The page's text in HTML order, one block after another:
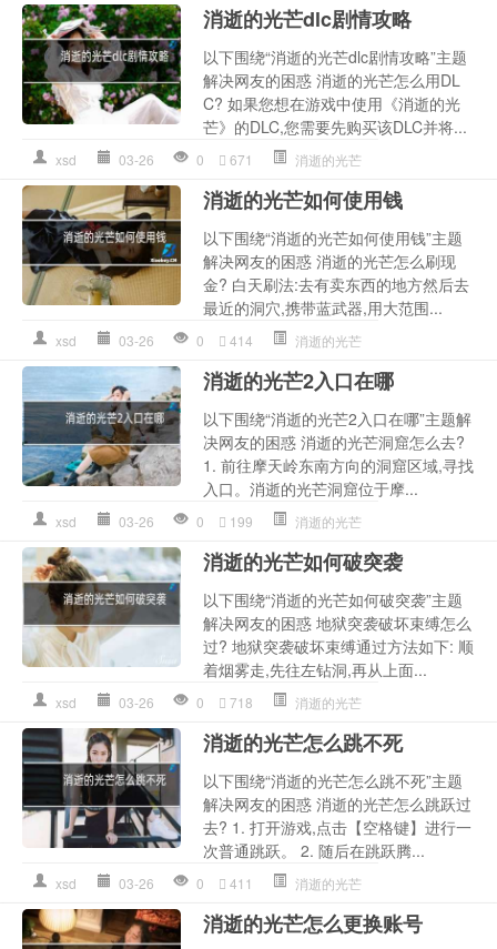
消逝的光芒dlc剧情攻略
以下围绕“消逝的光芒dlc剧情攻略”主题
解决网友的困惑 消逝的光芒怎么用DL
C? 如果您想在游戏中使用《消逝的光
芒》的DLC,您需要先购买该DLC并将...
xsd 03-26 0 671 消逝的光芒
消逝的光芒如何使用钱
以下围绕“消逝的光芒如何使用钱”主题
解决网友的困惑 消逝的光芒怎么刷现
金? 白天刷法:去有卖东西的地方然后去
最近的洞穴,携带蓝武器,用大范围...
xsd 03-26 0 414 消逝的光芒
消逝的光芒2入口在哪
以下围绕“消逝的光芒2入口在哪”主题解
决网友的困惑 消逝的光芒洞窟怎么去?
1. 前往摩天岭东南方向的洞窟区域,寻找
入口。消逝的光芒洞窟位于摩...
xsd 03-26 0 199 消逝的光芒
消逝的光芒如何破突袭
以下围绕“消逝的光芒如何破突袭”主题
解决网友的困惑 地狱突袭破坏束缚怎么
过? 地狱突袭破坏束缚通过方法如下: 顺
着烟雾走,先往左钻洞,再从上面...
xsd 03-26 0 718 消逝的光芒
消逝的光芒怎么跳不死
以下围绕“消逝的光芒怎么跳不死”主题
解决网友的困惑 消逝的光芒怎么跳跃过
去? 1. 打开游戏,点击【空格键】进行一
次普通跳跃。 2. 随后在跳跃腾...
xsd 03-26 0 411 消逝的光芒
消逝的光芒怎么更换账号